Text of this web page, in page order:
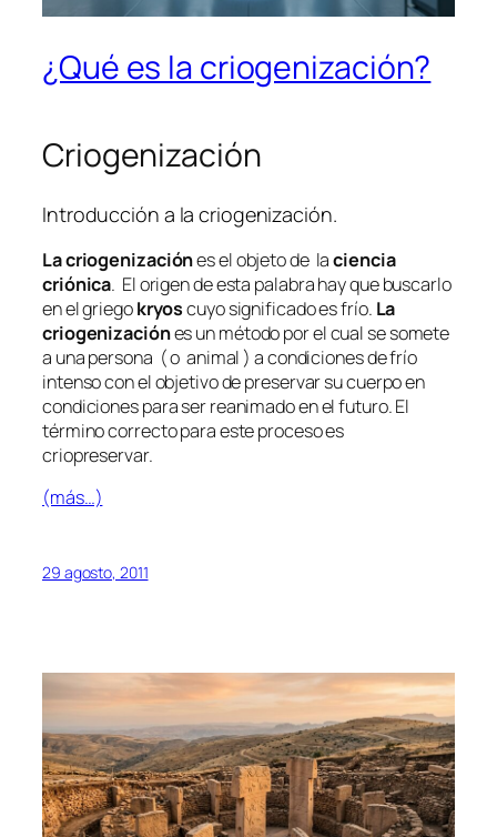
¿Qué es la criogenización?
Criogenización
Introducción a la criogenización.
La criogenizaciónes el objeto de laciencia
criónica. El origen de esta palabra hay que buscarlo
en el griegokryoscuyo significado es frío. La
criogenizaciónes un método por el cual se somete
a una persona ( o animal ) a condiciones de frío
intenso con el objetivo de preservar su cuerpo en
condiciones para ser reanimado en el futuro. El
término correcto para este proceso es
criopreservar.
(más…)
29 agosto, 2011